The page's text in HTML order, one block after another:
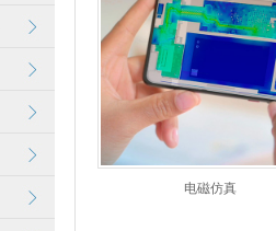
电磁仿真